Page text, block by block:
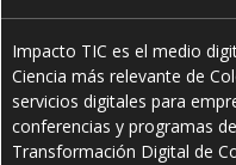
Impacto TIC es el medio
Ciencia más relevante de
servicios digitales para
conferencias y programas
Transformación Digital de